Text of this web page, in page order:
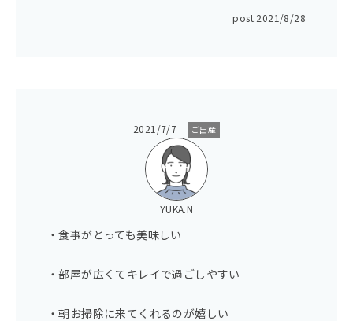
post.2021/8/28
2021/7/7 ご出産
YUKA.N
・食事がとっても美味しい
・部屋が広くてキレイで過ごしやすい
・朝お掃除に来てくれるのが嬉しい